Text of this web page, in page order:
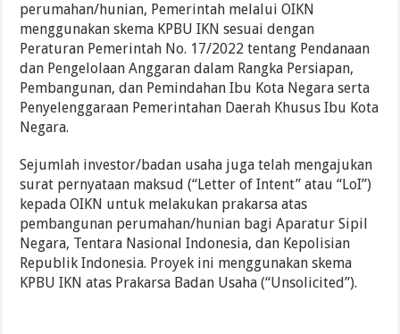
perumahan/hunian, Pemerintah melalui OIKN
menggunakan skema KPBU IKN sesuai dengan
Peraturan Pemerintah No. 17/2022 tentang Pendanaan
dan Pengelolaan Anggaran dalam Rangka Persiapan,
Pembangunan, dan Pemindahan Ibu Kota Negara serta
Penyelenggaraan Pemerintahan Daerah Khusus Ibu Kota
Negara.
Sejumlah investor/badan usaha juga telah mengajukan
surat pernyataan maksud (“Letter of Intent” atau “LoI”)
kepada OIKN untuk melakukan prakarsa atas
pembangunan perumahan/hunian bagi Aparatur Sipil
Negara, Tentara Nasional Indonesia, dan Kepolisian
Republik Indonesia. Proyek ini menggunakan skema
KPBU IKN atas Prakarsa Badan Usaha (“Unsolicited”).